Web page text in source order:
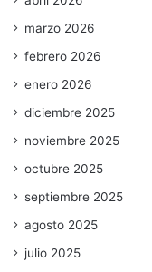
marzo 2026
febrero 2026
enero 2026
diciembre 2025
noviembre 2025
octubre 2025
septiembre 2025
agosto 2025
julio 2025